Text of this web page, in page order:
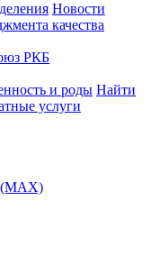
Новости
качества
РКБ
и роды Найти
услуги
(MAX)